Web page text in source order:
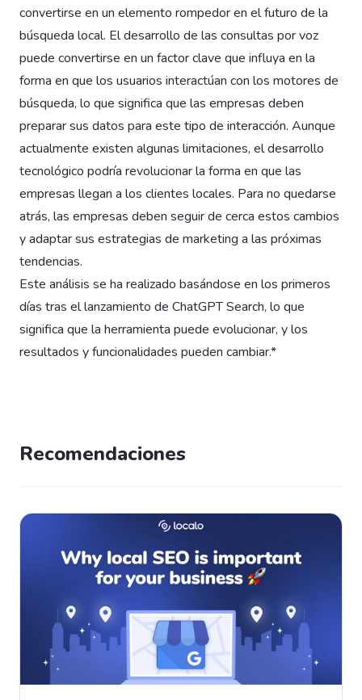
convertirse en un elemento rompedor en el futuro de la
búsqueda local. El desarrollo de las consultas por voz
puede convertirse en un factor clave que influya en la
forma en que los usuarios interactúan con los motores de
búsqueda, lo que significa que las empresas deben
preparar sus datos para este tipo de interacción. Aunque
actualmente existen algunas limitaciones, el desarrollo
tecnológico podría revolucionar la forma en que las
empresas llegan a los clientes locales. Para no quedarse
atrás, las empresas deben seguir de cerca estos cambios
y adaptar sus estrategias de marketing a las próximas
tendencias.
Este análisis se ha realizado basándose en los primeros
días tras el lanzamiento de ChatGPT Search, lo que
significa que la herramienta puede evolucionar, y los
resultados y funcionalidades pueden cambiar.*
Recomendaciones